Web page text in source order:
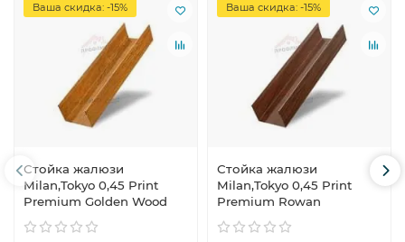
Ваша скидка: -15%
Стойка жалюзи
Milan,Tokyo 0,45 Print
Premium Golden Wood
Ваша скидка: -15%
Стойка жалюзи
Milan,Tokyo 0,45 Print
Premium Rowan